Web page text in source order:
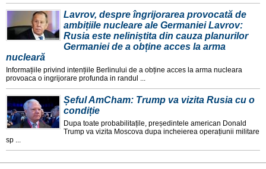
Lavrov, despre îngrijorarea provocată de
ambițiile nucleare ale Germaniei Lavrov:
Rusia este neliniștita din cauza planurilor
Germaniei de a obține acces la arma
nucleară
Informațiile privind intențiile Berlinului de a obține acces la arma nucleara
provoaca o ingrijorare profunda in randul ...
Șeful AmCham: Trump va vizita Rusia cu o
condiție
Dupa toate probabilitațile, președintele american Donald
Trump va vizita Moscova dupa incheierea operațiunii militare
sp ...